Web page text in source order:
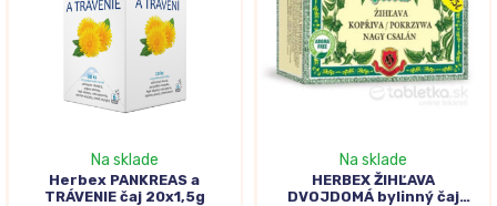
Na sklade
Herbex PANKREAS a
TRÁVENIE čaj 20x1,5g
Na sklade
HERBEX ŽIHĽAVA
DVOJDOMÁ bylinný čaj